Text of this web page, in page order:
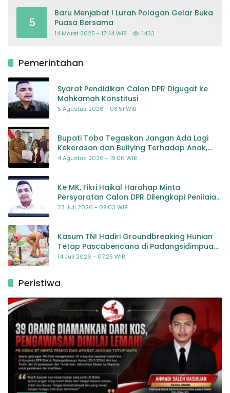
5
Baru Menjabat ! Lurah Polagan Gelar Buka
Puasa Bersama
14 Maret 2025 - 17:44 WIB 1433
Pemerintahan
Syarat Pendidikan Calon DPR Digugat ke
Mahkamah Konstitusi
5 Agustus 2026 - 08:51 WIB
Bupati Toba Tegaskan Jangan Ada Lagi
Kekerasan dan Bullying Terhadap Anak,
Dorong Kolaborasi Seluruh Pihak
4 Agustus 2026 - 19:06 WIB
Ke MK, Fikri Haikal Harahap Minta
Persyaratan Calon DPR Dilengkapi Penilaian
Kompetensi
23 Juli 2026 - 09:03 WIB
Kasum TNI Hadiri Groundbreaking Hunian
Tetap Pascabencana di Padangsidimpuan,
Harapan Baru bagi Penyintas
14 Juli 2026 - 07:25 WIB
Peristiwa